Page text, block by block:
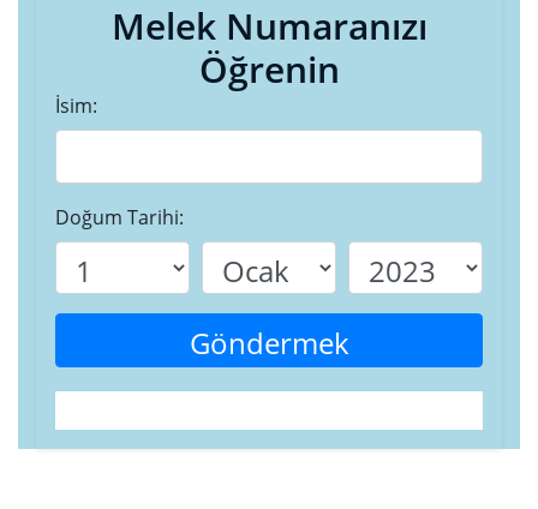
Melek Numaranızı
Öğrenin
İsim:
Doğum Tarihi:
Göndermek